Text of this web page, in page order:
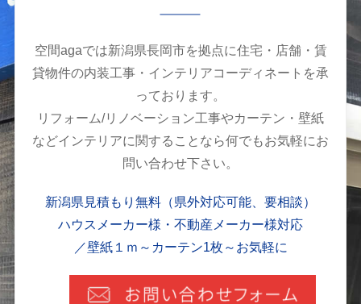
空間agaでは新潟県長岡市を拠点に住宅・店舗・賃
貸物件の内装工事・インテリアコーディネートを承
っております。
リフォーム/リノベーション工事やカーテン・壁紙
などインテリアに関することなら何でもお気軽にお
問い合わせ下さい。
新潟県見積もり無料（県外対応可能、要相談）
ハウスメーカー様・不動産メーカー様対応
／壁紙１ｍ～カーテン1枚～お気軽に